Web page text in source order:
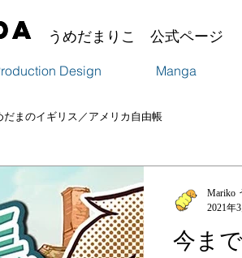
うめだまりこ 公式ページ
Design Manga
だまのイギリス／アメリカ自由帳
今ま
Mariko
2021年